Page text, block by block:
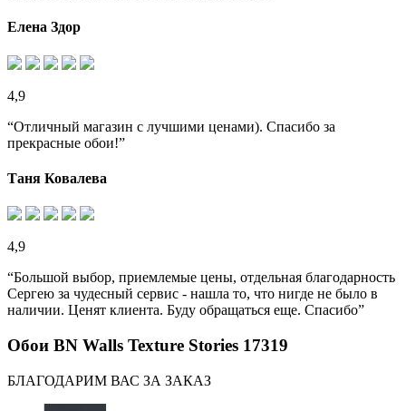
Елена Здор
4,9
“Отличный магазин с лучшими ценами). Спасибо за
прекрасные обои!”
Таня Ковалева
4,9
“Большой выбор, приемлемые цены, отдельная благодарность
Сергею за чудесный сервис - нашла то, что нигде не было в
наличии. Ценят клиента. Буду обращаться еще. Спасибо”
Обои BN Walls Texture Stories 17319
БЛАГОДАРИМ ВАС ЗА ЗАКАЗ